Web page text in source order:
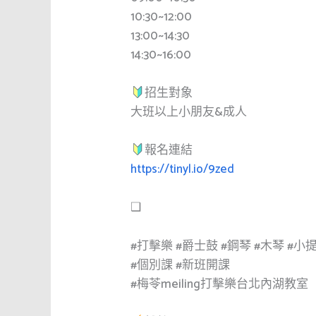
10:30~12:00
13:00~14:30
14:30~16:00
招生對象
大班以上小朋友&成人
報名連結
https://tinyl.io/9zed
❑
#打擊樂#爵士鼓#鋼琴#木琴#小
#個別課#新班開課
#梅苓meiling打擊樂台北內湖教室